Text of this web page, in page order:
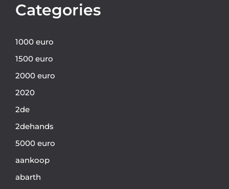
Categories
1000 euro
1500 euro
2000 euro
2020
2de
2dehands
5000 euro
aankoop
abarth